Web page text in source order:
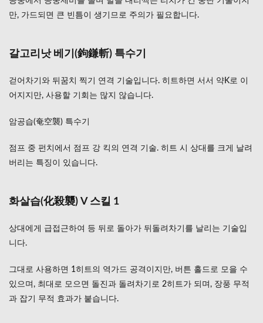
2.4
円斬)
킬 2
2.5
엔진
알파)
V 트
풍수
(타입
리거 2
2.7
풍파
만, 가드되면 큰 빈틈이 생기므로 주의가 필요합니다.
갈고리낫 베기(鉤鎌斬) 특수기
걷어차기와 뒤꿈치 찍기 연격 기술입니다. 히트하면 서서 약K로 이
어지지만, 사용할 기회는 많지 않습니다.
암공습(奄空襲) 특수기
점프 중 펀치에서 점프 강 킥의 연격 기술. 히트 시 상대를 크게 날려
버리는 특징이 있습니다.
화살습(化殺襲) V 스킬 1
상대에게 급접근하여 등 뒤로 돌아가 뒤돌려차기를 날리는 기술입
니다.
그대로 사용하면 1히트의 역가드 공격이지만, 버튼 홀드로 모을 수
있으며, 최대로 모으면 돌진과 돌려차기로 2히트가 되며, 장풍 무적
과 잡기 무적 효과가 붙습니다.